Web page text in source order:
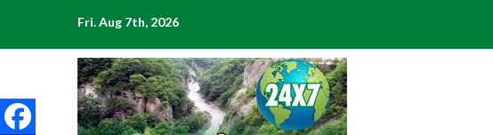
content
Fri. Aug 7th, 2026